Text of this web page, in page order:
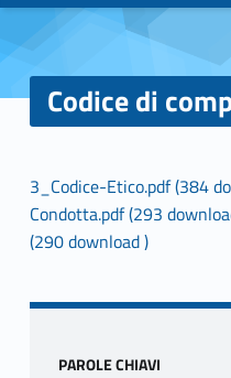
Codice di
C
o
i
3_Codice-Etico.pdf (384
Condotta.pdf (293
(290 download )
Skip back to main navigation
Sidebar
PAROLE CHIAVI